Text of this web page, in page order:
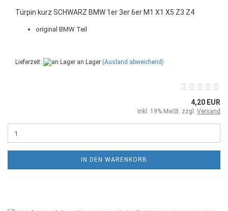
Türpin kurz SCHWARZ BMW 1er 3er 6er M1 X1 X5 Z3 Z4
original BMW Teil
Lieferzeit: an Lager (Ausland abweichend)
4,20 EUR
inkl. 19% MwSt. zzgl. Versand
IN DEN WARENKORB